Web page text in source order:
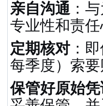
亲自沟通：
专业性和责
定期核对：
每季度）索
保管好原始